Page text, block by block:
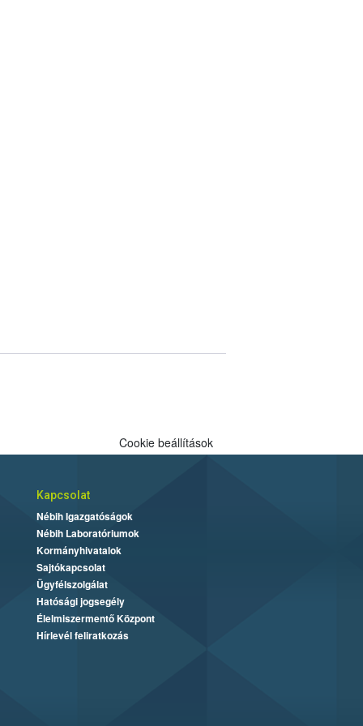
Cookie beállítások
Kapcsolat
Nébih Igazgatóságok
Nébih Laboratóriumok
Kormányhivatalok
Sajtókapcsolat
Ügyfélszolgálat
Hatósági jogsegély
Élelmiszermentő Központ
Hírlevél feliratkozás